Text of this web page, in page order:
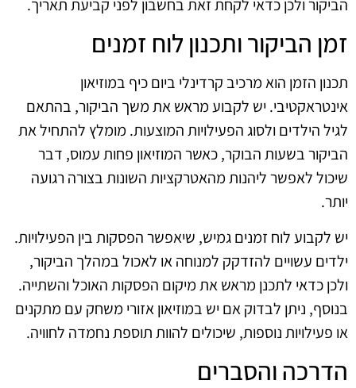
הביקור ולכן כדאי לקחת זאת בחשבון לפני קביעת תאריך.
זמן הביקור ותכנון לוח זמנים
תכנון הזמן הוא מרכיב קרדינלי ביום כיף במוזיאון
אינטראקטיבי. יש לקבוע מראש את משך הביקור, בהתאם
לגיל הילדים ולסוג הפעילויות המוצעות. מומלץ להתחיל את
הביקור בשעות הבוקר, כאשר המוזיאון פחות עמוס, דבר
שיכול לאפשר ליהנות מהאטרקציות השונות בצורה רגועה
יותר.
יש לקבוע לוח זמנים גמיש, שיאפשר הפסקות בין הפעילויות.
ילדים עשויים להזדקק למנוחה או לאכול במהלך הביקור,
ולכן כדאי לתכנן מראש את מיקום הפסקות האוכל והשתייה.
בנוסף, ניתן לבדוק אם יש במוזיאון אזורי משחק עם מתקנים
או פעילויות נוספות, שיכולים להוות תוספת נחמדה לחוויה.
הדרכה והסברים